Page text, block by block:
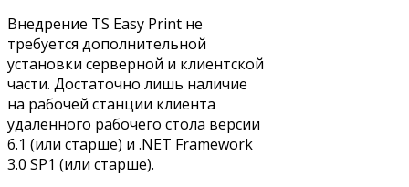
Внедрение TS Easy Print не
требуется дополнительной
установки серверной и клиентской
части. Достаточно лишь наличие
на рабочей станции клиента
удаленного рабочего стола версии
6.1 (или старше) и .NET Framework
3.0 SP1 (или старше).